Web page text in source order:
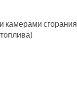
камерами сгорания